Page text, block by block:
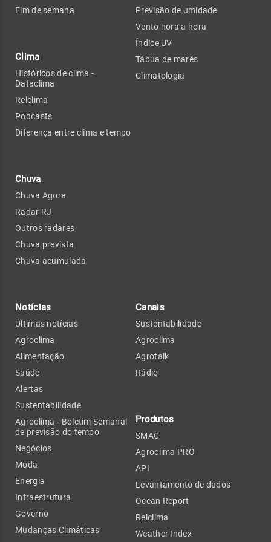
Fim de semana
Clima
Históricos de clima -
Dataclima
Relclima
Podcasts
Diferença entre clima e tempo
Chuva
Chuva Agora
Radar RJ
Outros radares
Chuva prevista
Chuva acumulada
Previsão de umidade
Vento hora a hora
Índice UV
Tábua de marés
Climatologia
Notícias
Últimas notícias
Agroclima
Alimentação
Saúde
Alertas
Sustentabilidade
Agroclima - Boletim Semanal
de previsão do tempo
Negócios
Moda
Energia
Infraestrutura
Governo
Mudanças Climáticas
Canais
Sustentabilidade
Agroclima
Agrotalk
Rádio
Produtos
SMAC
Agroclima PRO
API
Levantamento de dados
Ocean Report
Relclima
Weather Index